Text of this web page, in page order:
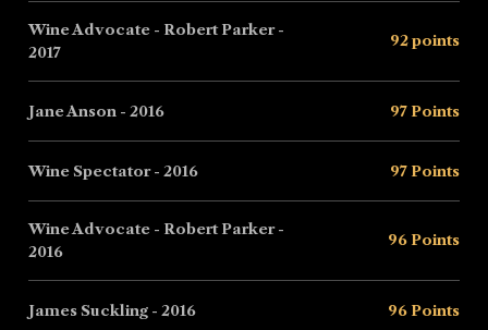
Wine Advocate - Robert Parker -
2017
92 points
Jane Anson - 2016 97 Points
Wine Spectator - 2016 97 Points
Wine Advocate - Robert Parker -
2016
96 Points
James Suckling - 2016 96 Points